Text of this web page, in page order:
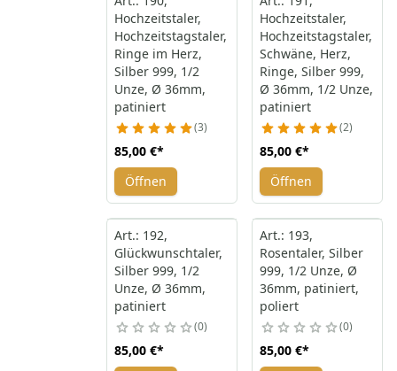
Hochzeitstaler,
Hochzeitstagstaler,
Ringe im Herz,
Silber 999, 1/2
Unze, Ø 36mm,
patiniert
3
85,00 €*
Öffnen
Hochzeitstaler,
Hochzeitstagstaler,
Schwäne, Herz,
Ringe, Silber 999,
Ø 36mm, 1/2 Unze,
patiniert
2
85,00 €*
Öffnen
Art.: 192,
Glückwunschtaler,
Silber 999, 1/2
Unze, Ø 36mm,
patiniert
0
85,00 €*
Art.: 193,
Rosentaler, Silber
999, 1/2 Unze, Ø
36mm, patiniert,
poliert
0
85,00 €*